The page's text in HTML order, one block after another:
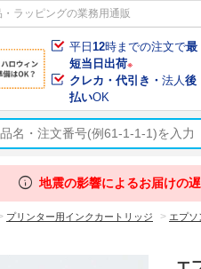
ラッピングの業務用通販
平日12時までの注文で最
短当日出荷※
クレカ・代引き・法人後
払いOK
info 地震の影響によるお届けの
プリンター用インクカートリッジ > エプソ